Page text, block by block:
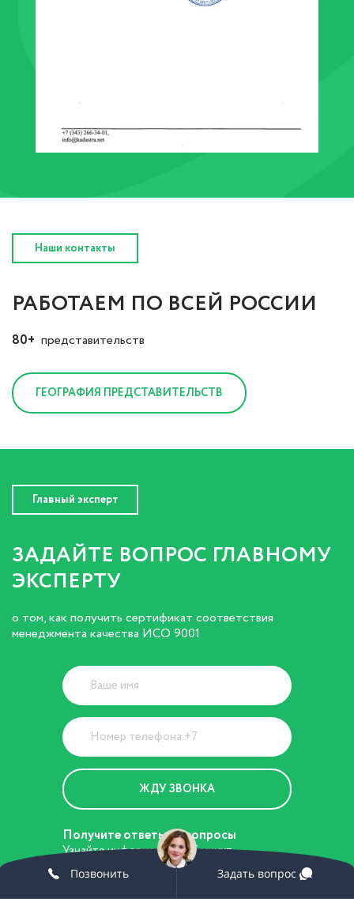
Наши контакты
РАБОТАЕМ ПО ВСЕЙ РОССИИ
80+ представительств
ГЕОГРАФИЯ ПРЕДСТАВИТЕЛЬСТВ
Главный эксперт
ЗАДАЙТЕ ВОПРОС ГЛАВНОМУ
ЭКСПЕРТУ
о том, как получить сертификат соответствия
менеджмента качества ИСО 9001
Получите ответы на вопросы
Узнайте информацию за 5 минут
я принимаю условияпередачи
информации
Позвонить Задать вопрос